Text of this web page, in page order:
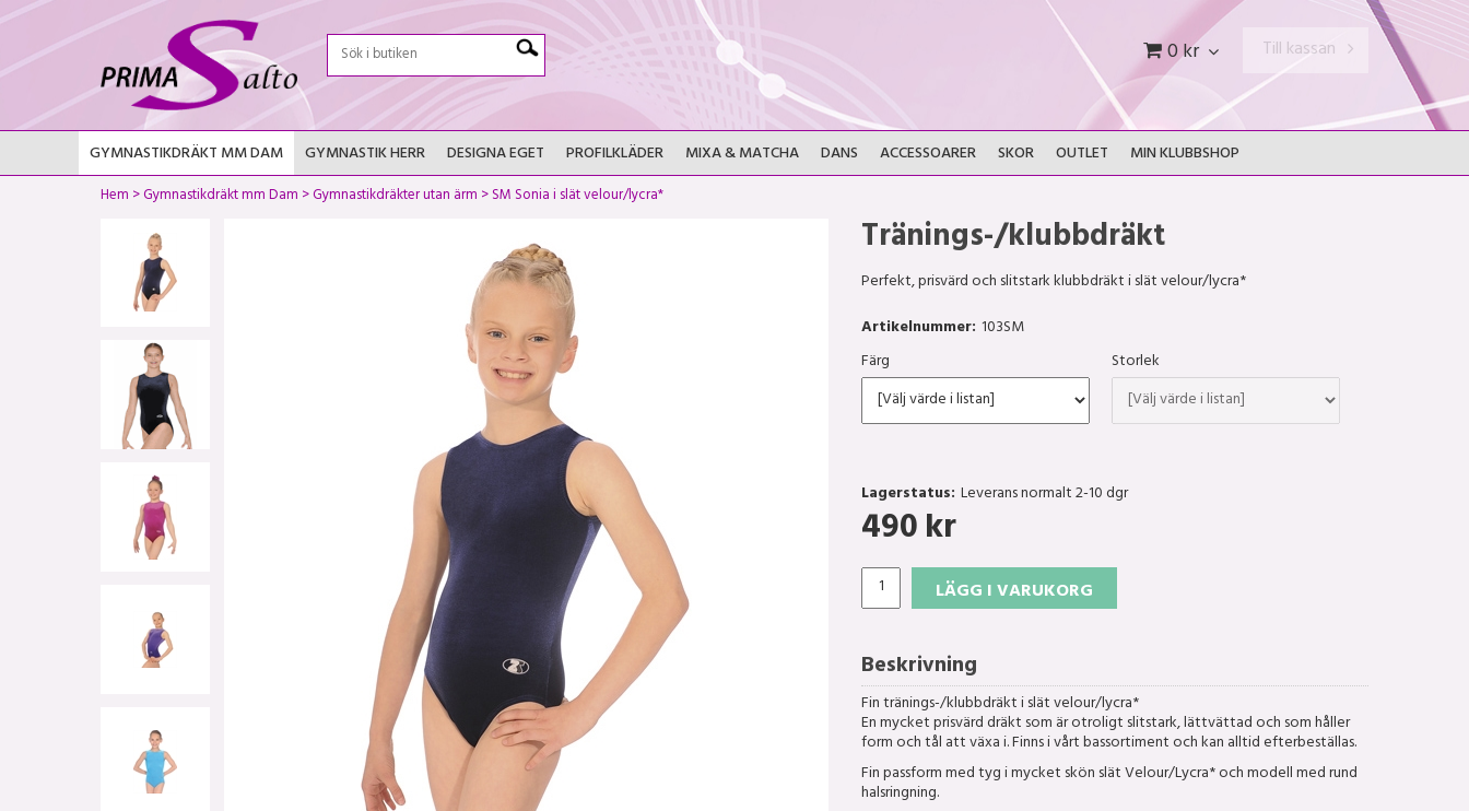
0 kr Till kassan
GYMNASTIKDRÄKT MM DAM GYMNASTIK HERR DESIGNA EGET PROFILKLÄDER MIXA & MATCHA DANS ACCESSOARER SKOR OUTLET MIN KLUBBSHOP
Hem >Gymnastikdräkt mm Dam >Gymnastikdräkter utan ärm >SM Sonia i slät velour/lycra*
Tränings-/klubbdräkt
Perfekt, prisvärd och slitstark klubbdräkt i slät velour/lycra*
Artikelnummer: 103SM
Färg
Storlek
Lagerstatus: Leverans normalt 2-10 dgr
490kr
LÄGG I VARUKORG
Beskrivning
Fin tränings-/klubbdräkt i slät velour/lycra*
En mycket prisvärd dräkt som är otroligt slitstark, lättvättad och som håller
form och tål att växa i. Finns i vårt bassortiment och kan alltid efterbeställas.
Fin passform med tyg i mycket skön slät Velour/Lycra* och modell med rund
halsringning.